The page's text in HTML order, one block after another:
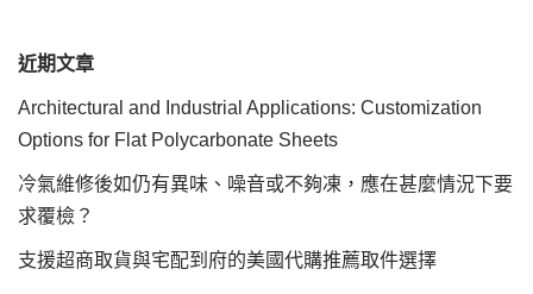
近期文章
Architectural and Industrial Applications: Customization
Options for Flat Polycarbonate Sheets
冷氣維修後如仍有異味、噪音或不夠凍，應在甚麼情況下要
求覆檢？
支援超商取貨與宅配到府的美國代購推薦取件選擇